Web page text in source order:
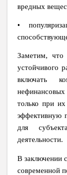
вредных
•
Заметим, что
устойчивого
включать
только при
эффективную
для
деятельности.
В заключении
современной